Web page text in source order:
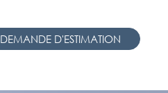
DEMANDE D'ESTIMATION